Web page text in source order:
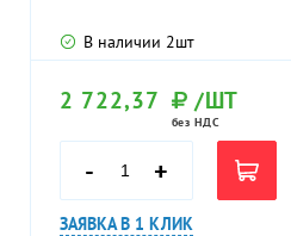
В наличии 2шт
2 722,37 /ШТ
без НДС
- +
ЗАЯВКА В 1 КЛИК